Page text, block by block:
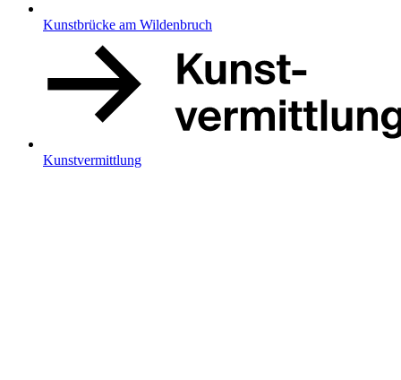
Kunstbrücke am Wildenbruch
Kunstvermittlung